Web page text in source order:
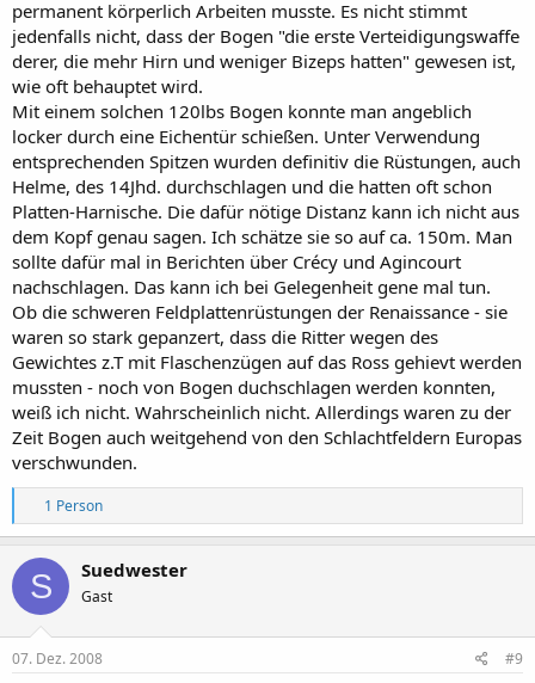
permanent körperlich Arbeiten musste. Es nicht stimmt
jedenfalls nicht, dass der Bogen "die erste Verteidigungswaffe
derer, die mehr Hirn und weniger Bizeps hatten" gewesen ist,
wie oft behauptet wird.
Mit einem solchen 120lbs Bogen konnte man angeblich
locker durch eine Eichentür schießen. Unter Verwendung
entsprechenden Spitzen wurden definitiv die Rüstungen, auch
Helme, des 14Jhd. durchschlagen und die hatten oft schon
Platten-Harnische. Die dafür nötige Distanz kann ich nicht aus
dem Kopf genau sagen. Ich schätze sie so auf ca. 150m. Man
sollte dafür mal in Berichten über Crécy und Agincourt
nachschlagen. Das kann ich bei Gelegenheit gene mal tun.
Ob die schweren Feldplattenrüstungen der Renaissance - sie
waren so stark gepanzert, dass die Ritter wegen des
Gewichtes z.T mit Flaschenzügen auf das Ross gehievt werden
mussten - noch von Bogen duchschlagen werden konnten,
weiß ich nicht. Wahrscheinlich nicht. Allerdings waren zu der
Zeit Bogen auch weitgehend von den Schlachtfeldern Europas
verschwunden.
R
e
a
k
t
i
o
n
e
1 Person
S Suedwester
Gast
07. Dez. 2008 #9